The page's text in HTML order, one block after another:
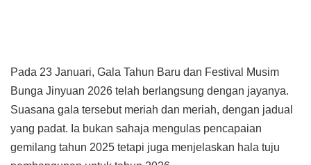
Pada 23 Januari, Gala Tahun Baru dan Festival Musim
Bunga Jinyuan 2026 telah berlangsung dengan jayanya.
Suasana gala tersebut meriah dan meriah, dengan jadual
yang padat. Ia bukan sahaja mengulas pencapaian
gemilang tahun 2025 tetapi juga menjelaskan hala tuju